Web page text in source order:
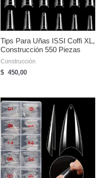
Tips Para Uñas ISSI Coffi XL,
Construcción 550 Piezas
Construcción
$ 450,00